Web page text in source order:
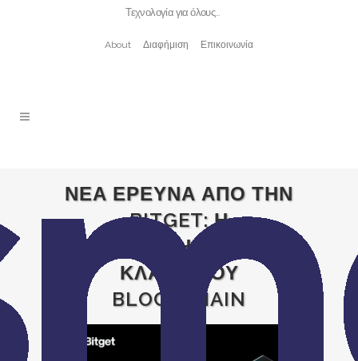
Τεχνολογία για όλους…
About Διαφήμιση Επικοινωνία
ΝΕΑ ΕΡΕΥΝΑ ΑΠΟ ΤΗΝ
BITGET: Η
ΑΠΑΣΧΟΛΗΣΗ ΣΤΟΝ
ΚΛΑΔΟ ΤΟΥ
BLOCKCHAIN